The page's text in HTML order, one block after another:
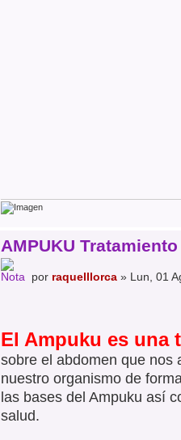
AMPUKU
por raquelllorca » Lun, 01
El Ampuku es una
sobre el abdomen que nos
nuestro organismo de
las bases del Ampuku así
salud.